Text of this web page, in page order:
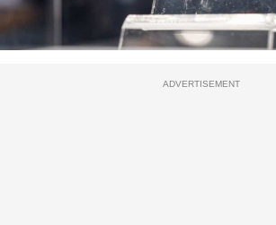
ADVERTISEMENT